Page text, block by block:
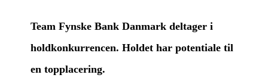
Team Fynske Bank Danmark deltager i
holdkonkurrencen. Holdet har potentiale til
en topplacering.